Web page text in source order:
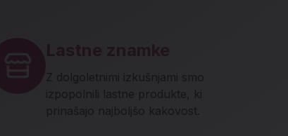
Lastne znamke
Z dolgoletnimi izkušnjami smo
izpopolnili lastne produkte, ki
prinašajo najboljšo kakovost.